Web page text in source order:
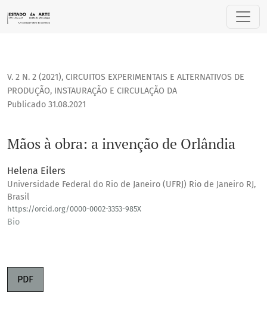
V. 2 N. 2 (2021), CIRCUITOS EXPERIMENTAIS E ALTERNATIVOS DE
PRODUÇÃO, INSTAURAÇÃO E CIRCULAÇÃO DA
Mãos à obra: a invenção de Orlândia
Publicado 31.08.2021
Helena Eilers
Universidade Federal do Rio de Janeiro (UFRJ) Rio de Janeiro RJ,
Brasil
https://orcid.org/0000-0002-3353-985X
Bio
PDF